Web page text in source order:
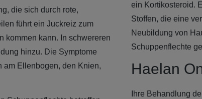
die sich durch rote,
führt ein Juckreiz zum
kommen kann. In schwereren
hinzu. Die Symptome
am Ellenbogen, den Knien,
ein Kortikosteroid.
Stoffen, die eine
Neubildung von
Schuppenflechte
Haelan
Ihre Behandlung